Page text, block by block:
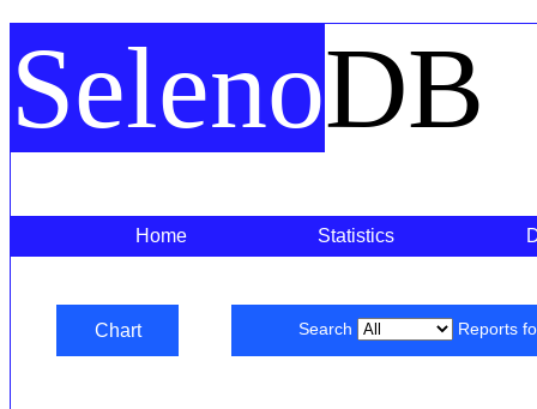
SelenoDB
Home Statistics
Chart Search Reports